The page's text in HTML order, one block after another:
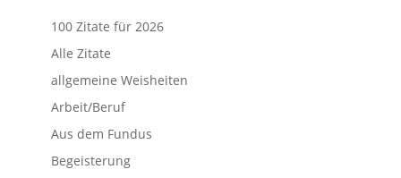
100 Zitate für 2026
Alle Zitate
allgemeine Weisheiten
Arbeit/Beruf
Aus dem Fundus
Begeisterung